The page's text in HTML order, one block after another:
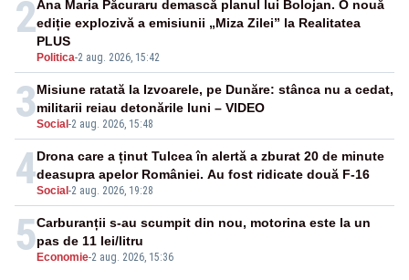
2
Politica-2 aug. 2026, 15:42
Ana Maria Păcuraru demască planul lui Bolojan. O nouă
ediție explozivă a emisiunii „Miza Zilei” la Realitatea
PLUS
3Social -2 aug. 2026, 15:48
Misiune ratată la Izvoarele, pe Dunăre: stânca nu a cedat,
militarii reiau detonările luni – VIDEO
4Social -2 aug. 2026, 19:28
Drona care a ținut Tulcea în alertă a zburat 20 de minute
deasupra apelor României. Au fost ridicate două F-16
5 Economie-2 aug. 2026, 15:36
Carburanții s-au scumpit din nou, motorina este la un
pas de 11 lei/litru